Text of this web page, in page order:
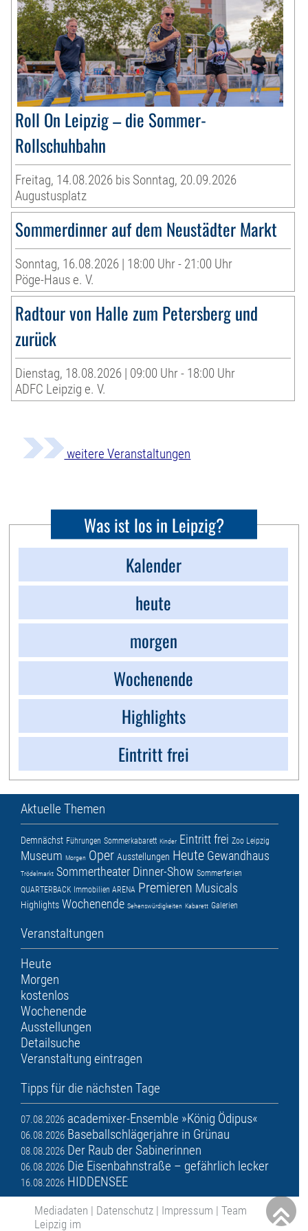
Roll On Leipzig – die Sommer-
Rollschuhbahn
Freitag, 14.08.2026 bis Sonntag, 20.09.2026
Augustusplatz
Sommerdinner auf dem Neustädter Markt
Sonntag, 16.08.2026 | 18:00 Uhr - 21:00 Uhr
Pöge-Haus e. V.
Radtour von Halle zum Petersberg und
zurück
Dienstag, 18.08.2026 | 09:00 Uhr - 18:00 Uhr
ADFC Leipzig e. V.
weitere Veranstaltungen
Was ist los in Leipzig?
Kalender
heute
morgen
Wochenende
Highlights
Eintritt frei
Aktuelle Themen
Demnächst Führungen Sommerkabarett Kinder Eintritt frei Zoo Leipzig
Museum Morgen Oper Ausstellungen Heute Gewandhaus
Trödelmarkt Sommertheater Dinner-Show Sommerferien
QUARTERBACK Immobilien ARENA Premieren Musicals
Highlights Wochenende Sehenswürdigkeiten Kabarett Galerien
Veranstaltungen
Heute
Morgen
kostenlos
Wochenende
Ausstellungen
Detailsuche
Veranstaltung eintragen
Tipps für die nächsten Tage
07.08.2026 academixer-Ensemble »König Ödipus«
06.08.2026 Baseballschlägerjahre in Grünau
08.08.2026 Der Raub der Sabinerinnen
06.08.2026 Die Eisenbahnstraße – gefährlich lecker
16.08.2026 HIDDENSEE
Mediadaten | Datenschutz | Impressum | Team
Leipzig im